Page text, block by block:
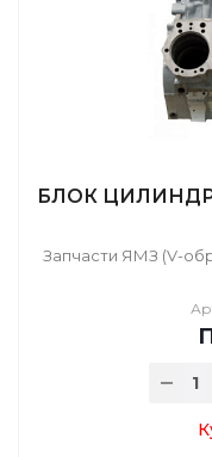
БЛОК
Запчасти ЯМЗ (V-